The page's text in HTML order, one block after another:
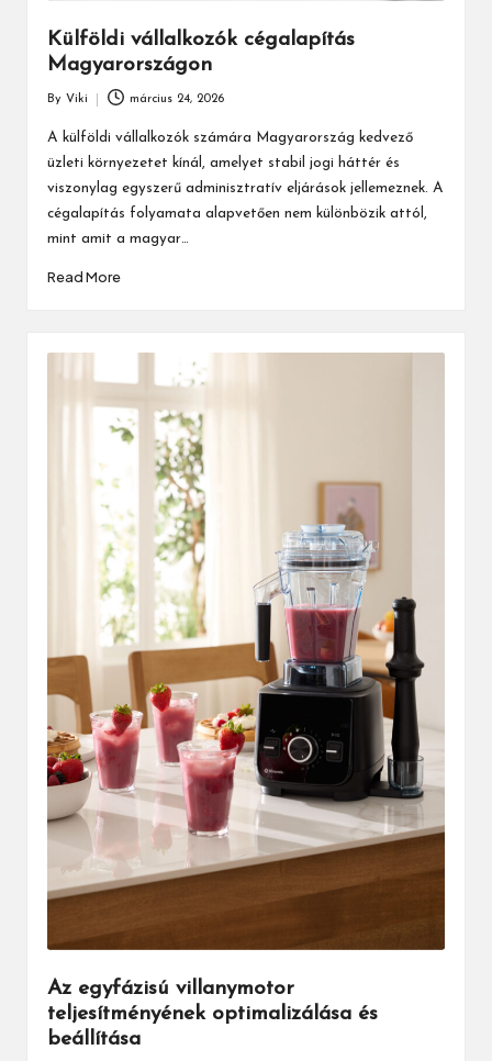
Külföldi vállalkozók cégalapítás
Magyarországon
by
By Viki március 24, 2026
A külföldi vállalkozók számára Magyarország kedvező
üzleti környezetet kínál, amelyet stabil jogi háttér és
viszonylag egyszerű adminisztratív eljárások jellemeznek. A
cégalapítás folyamata alapvetően nem különbözik attól,
mint amit a magyar…
Read More
Az egyfázisú villanymotor
teljesítményének optimalizálása és
beállítása